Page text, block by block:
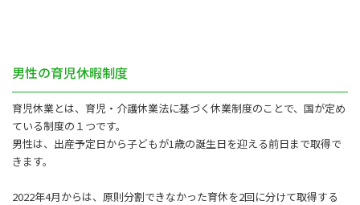
男性の育児休暇制度
育児休業とは、育児・介護休業法に基づく休業制度のことで、国が定め
ている制度の１つです。
男性は、出産予定日から子どもが1歳の誕生日を迎える前日まで取得で
きます。
2022年4月からは、原則分割できなかった育休を2回に分けて取得する